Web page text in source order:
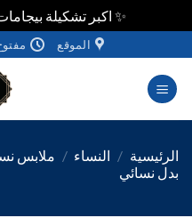
✨ اكبر تشكيلة بيجامات
الموقع مفتوح
/ النساء / ملابس نسائي
نسائي